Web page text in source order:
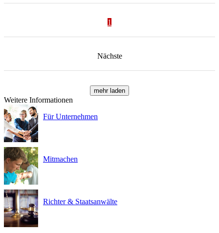
1
Nächste
mehr laden
Weitere Informationen
Für Unternehmen
Mitmachen
Richter & Staatsanwälte